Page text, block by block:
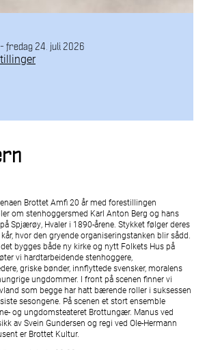
fredag 24. juli 2026
Brottet Amfi 20 år med forestillingen
om stenhoggersmed Karl Anton Berg og hans
Spjærøy, Hvaler i 1890-årene. Stykket følger deres
hvor den gryende organiseringstanken blir sådd.
bygges både ny kirke og nytt Folkets Hus på
vi hardtarbeidende stenhoggere,
griske bønder, innflyttede svensker, moralens
ungdommer. I front på scenen finner vi
som begge har hatt bærende roller i suksessen
sesongene. På scenen et stort ensemble
og ungdomsteateret Brottungær. Manus ved
av Svein Gundersen og regi ved Ole-Hermann
er Brottet Kultur.